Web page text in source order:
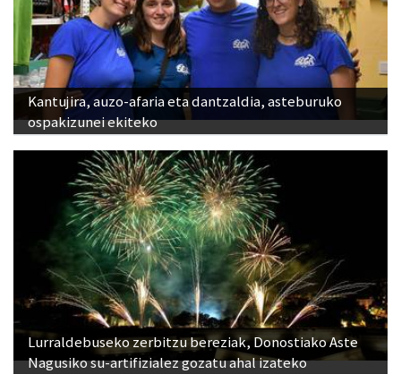
Kantujira, auzo-afaria eta dantzaldia, asteburuko
ospakizunei ekiteko
Lurraldebuseko zerbitzu bereziak, Donostiako Aste
Nagusiko su-artifizialez gozatu ahal izateko